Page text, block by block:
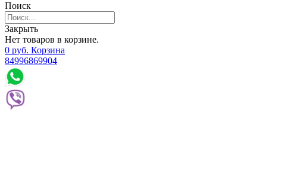
Поиск
Закрыть
Нет товаров в корзине.
0 руб. Корзина
84996869904